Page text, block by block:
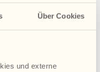
Über Cookies
und externe
des Neukirchener
im Ausland die
zugeschnittenen